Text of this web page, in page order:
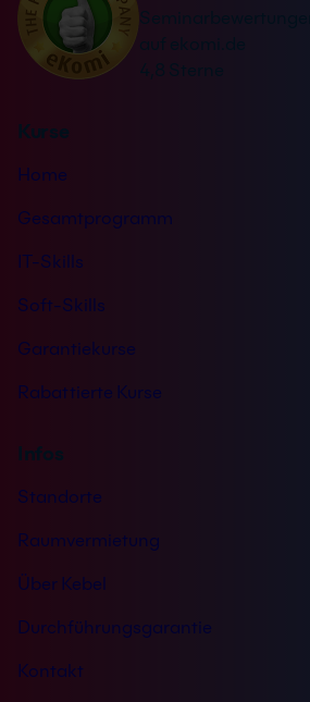
ä
n
i
*
e
Seminarbewertungen
auf ekomi.de
4,8 Sterne
Kurse
Home
Gesamtprogramm
IT-Skills
Soft-Skills
Garantiekurse
Rabattierte Kurse
Infos
Standorte
Raumvermietung
Über Kebel
Durchführungsgarantie
Kontakt